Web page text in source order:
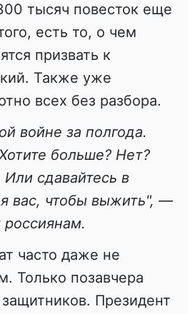
тысяч повесток еще
есть то, о чем
призвать к
Также уже
всех без разбора.
войне за полгода.
больше? Нет?
Или сдавайтесь в
вас, чтобы выжить", —
часто даже не
Только позавчера
Президент